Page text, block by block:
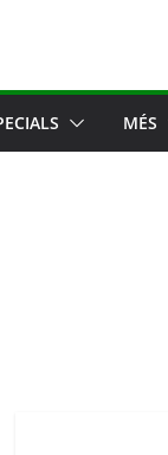
MÉS